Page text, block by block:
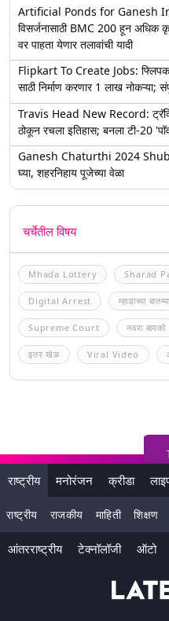
Artificial Ponds for Ganesh
विसर्जनासाठी BMC 200 हून अधिक
वर पाहता येणार तलावांची यादी
Flipkart To Create Jobs:
साठी निर्माण करणार 1 लाख नोकऱ्या;
Travis Head New Record:
ठोकून रचला इतिहास; बनला टी-20
Ganesh Chaturthi 2024
घ्या, शहरनिहाय पूजेच्या वेळा
चर्चेतील विषय
Mhada Lottery Sharad
Digital Arrest म्हाडाच्या
Supreme Court नवरा बायको
इतर खेळ Viral Video
राष्ट्रीय मनोरंजन क्रीडा
राष्ट्रीय राजकीय माहिती शिक्षण
आंतरराष्ट्रीय टेक्नॉलॉजी ऑटो